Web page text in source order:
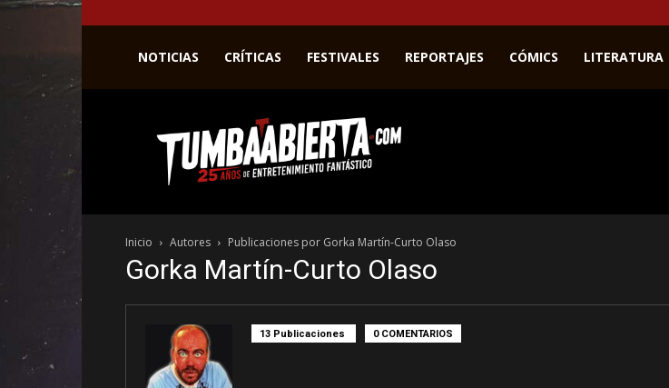
NOTICIAS CRÍTICAS FESTIVALES REPORTAJES CÓMICS LITERATURA
web
del
entretenimiento
el
género
Inicio Autores Publicaciones por Gorka Martín-Curto Olaso
Gorka Martín-Curto Olaso
13 Publicaciones 0 COMENTARIOS